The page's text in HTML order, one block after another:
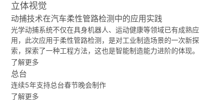
立体视觉
动捕技术在汽车柔性管路检测中的应用实践
光学动捕系统不仅在具身机器人、运动健康等领域已有成熟应
用，此次应用于柔性管路检测，是对工业制造场景的一次新探
索，探索了一种工程方法，这也是智能制造能力进阶的体现。
了解更多
总台
连续5年支持总台春节晚会制作
了解更多